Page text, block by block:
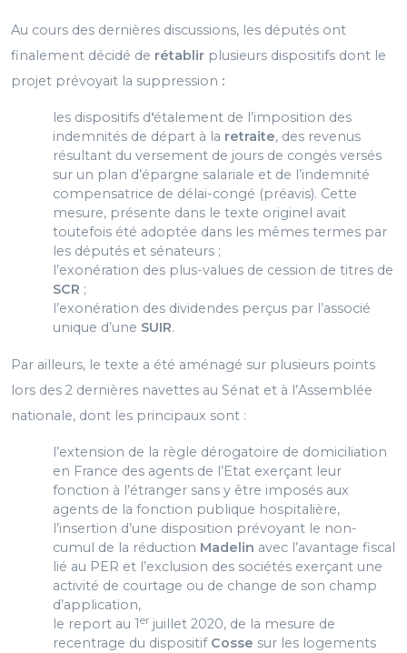
Au cours des dernières discussions, les députés ont
finalement décidé de rétablir plusieurs dispositifs dont le
projet prévoyait la suppression :
les dispositifs d‘étalement de l’imposition des
indemnités de départ à la retraite, des revenus
résultant du versement de jours de congés versés
sur un plan d’épargne salariale et de l’indemnité
compensatrice de délai-congé (préavis). Cette
mesure, présente dans le texte originel avait
toutefois été adoptée dans les mêmes termes par
les députés et sénateurs ;
l’exonération des plus-values de cession de titres de
SCR ;
l’exonération des dividendes perçus par l’associé
unique d’une SUIR.
Par ailleurs, le texte a été aménagé sur plusieurs points
lors des 2 dernières navettes au Sénat et à l’Assemblée
nationale, dont les principaux sont :
l’extension de la règle dérogatoire de domiciliation
en France des agents de l’Etat exerçant leur
fonction à l’étranger sans y être imposés aux
agents de la fonction publique hospitalière,
l’insertion d’une disposition prévoyant le non-
cumul de la réduction Madelin avec l’avantage fiscal
lié au PER et l’exclusion des sociétés exerçant une
activité de courtage ou de change de son champ
d’application,
le report au 1er juillet 2020, de la mesure de
recentrage du dispositif Cosse sur les logements